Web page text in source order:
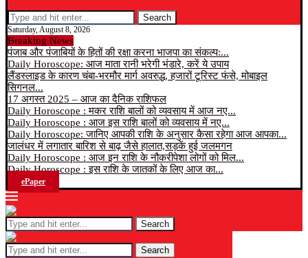
Search
Saturday, August 8, 2026
Breaking News
पंजाब और पंजाबियों के हितों की रक्षा करना भाजपा का संकल्प:...
Daily Horoscope: आज माता रानी भरेगी भंडारे, करें ये उपाय
लैंडस्लाइड के कारण चंबा-भरमौर मार्ग अवरुद्ध, हजारों टूरिस्ट फंसे, मोबाइल
सिगनल...
17 अगस्त 2025 – आज का दैनिक राशिफल
Daily Horoscope : मकर राशि बालों को व्यवसाय में आज नए...
Daily Horoscope : आज इस राशि बालों को व्यवसाय में नए...
Daily Horoscope: जानिए आपकी राशि के अनुसार कैसा रहेगा आज आपका...
जालंधर में लगातार बारिश से बाढ़ जैसे हालात,सड़कें हुई जलमगन
Daily Horoscope : आज इन राशि के नौकरीपेशा लोगों को मिल...
Daily Horoscope : इस राशि के जातकों के लिए आज का...
ePaper
Search
Search